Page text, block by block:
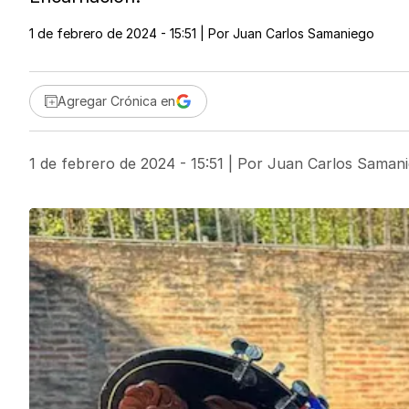
1 de febrero de 2024 - 15:51 | Por Juan Carlos Samaniego
Agregar Crónica en
1 de febrero de 2024 - 15:51 | Por Juan Carlos